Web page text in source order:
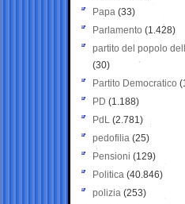
Papa (33)
Parlamento (1.428)
partito del popolo
(30)
Partito Democratico
PD (1.188)
PdL (2.781)
pedofilia (25)
Pensioni (129)
Politica (40.846)
polizia (253)